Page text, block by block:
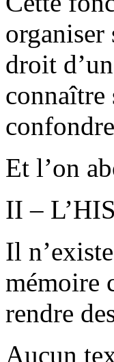
droit
connaître
Et l’on
II –
Il
mémoire
rendre
Aucun